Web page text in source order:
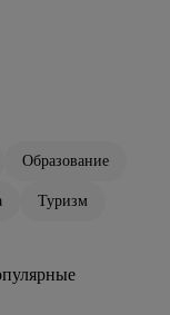
Образование
Туризм